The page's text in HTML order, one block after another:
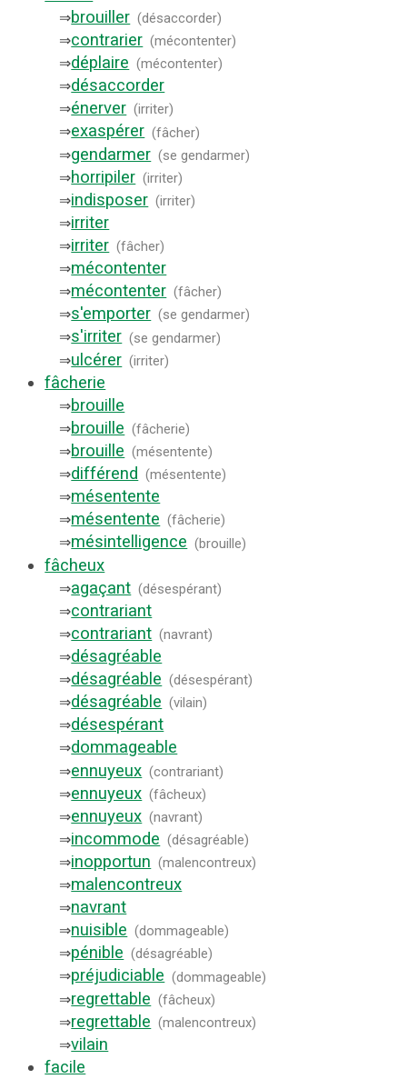
⇒brouiller (désaccorder)
⇒contrarier (mécontenter)
⇒déplaire (mécontenter)
⇒désaccorder
⇒énerver (irriter)
⇒exaspérer (fâcher)
⇒gendarmer (se gendarmer)
⇒horripiler (irriter)
⇒indisposer (irriter)
⇒irriter
⇒irriter (fâcher)
⇒mécontenter
⇒mécontenter (fâcher)
⇒s'emporter (se gendarmer)
⇒s'irriter (se gendarmer)
⇒ulcérer (irriter)
fâcherie
⇒brouille
⇒brouille (fâcherie)
⇒brouille (mésentente)
⇒différend (mésentente)
⇒mésentente
⇒mésentente (fâcherie)
⇒mésintelligence (brouille)
fâcheux
⇒agaçant (désespérant)
⇒contrariant
⇒contrariant (navrant)
⇒désagréable
⇒désagréable (désespérant)
⇒désagréable (vilain)
⇒désespérant
⇒dommageable
⇒ennuyeux (contrariant)
⇒ennuyeux (fâcheux)
⇒ennuyeux (navrant)
⇒incommode (désagréable)
⇒inopportun (malencontreux)
⇒malencontreux
⇒navrant
⇒nuisible (dommageable)
⇒pénible (désagréable)
⇒préjudiciable (dommageable)
⇒regrettable (fâcheux)
⇒regrettable (malencontreux)
⇒vilain
facile